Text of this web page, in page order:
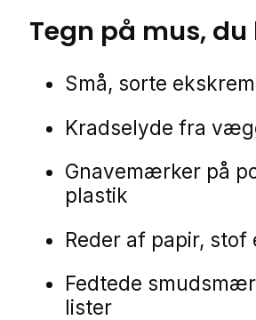
Tegn på mus,
Små, sorte
Kradselyde fra
Gnavemærker på
plastik
Reder af papir, stof
Fedtede
lister